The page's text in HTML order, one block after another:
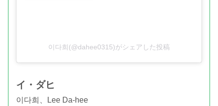
이다희(@dahee0315)がシェアした投稿
イ・ダヒ
이다희、 Lee Da-hee